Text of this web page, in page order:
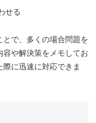
せる
とで、多くの場合問題を
や解決策をメモしてお
に迅速に対応できま